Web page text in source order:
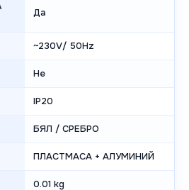
Да
~230V/ 50Hz
Не
IP20
БЯЛ / СРЕБРО
ПЛАСТМАСА + АЛУМИНИЙ
0.01 kg